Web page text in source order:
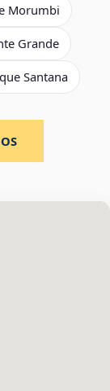
Morumbi
Grande
Santana